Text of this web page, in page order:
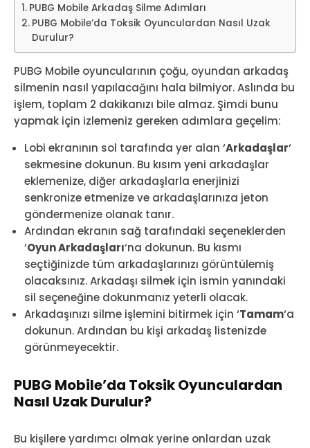
PUBG Mobile Arkadaş Silme Adımları
PUBG Mobile’da Toksik Oyunculardan Nasıl Uzak
Durulur?
PUBG Mobile oyuncularının çoğu, oyundan arkadaş
silmenin nasıl yapılacağını hala bilmiyor. Aslında bu
işlem, toplam 2 dakikanızı bile almaz. Şimdi bunu
yapmak için izlemeniz gereken adımlara geçelim:
Lobi ekranının sol tarafında yer alan ‘Arkadaşlar‘
sekmesine dokunun. Bu kısım yeni arkadaşlar
eklemenize, diğer arkadaşlarla enerjinizi
senkronize etmenize ve arkadaşlarınıza jeton
göndermenize olanak tanır.
Ardından ekranın sağ tarafındaki seçeneklerden
‘Oyun Arkadaşları‘na dokunun. Bu kısmı
seçtiğinizde tüm arkadaşlarınızı görüntülemiş
olacaksınız. Arkadaşı silmek için ismin yanındaki
sil seçeneğine dokunmanız yeterli olacak.
Arkadaşınızı silme işlemini bitirmek için ‘Tamam‘a
dokunun. Ardından bu kişi arkadaş listenizde
görünmeyecektir.
PUBG Mobile’da Toksik Oyunculardan
Nasıl Uzak Durulur?
Bu kişilere yardımcı olmak yerine onlardan uzak